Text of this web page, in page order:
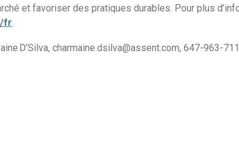
et favoriser des pratiques durables. Pour plus
fr
D’Silva, charmaine.dsilva@assent.com, 647-963-